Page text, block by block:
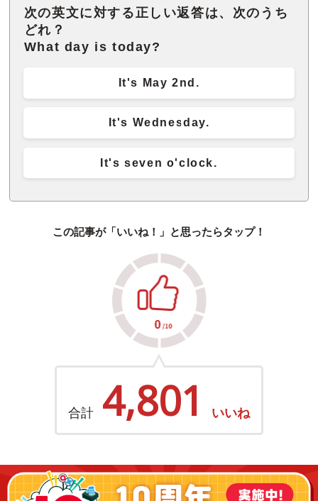
次の英文に対する正しい返答は、次のうち
どれ？
What day is today?
It's May 2nd.
It's Wednesday.
It's seven o'clock.
この記事が「いいね！」と思ったらタップ！
合計 4,801 いいね